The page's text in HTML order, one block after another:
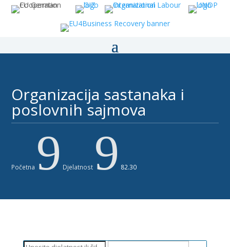
Organizacija sastanaka i
poslovnih sajmova ​
Početna 9 Djelatnost 9 82.30